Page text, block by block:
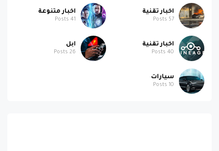
اخبار تقنية
57
اخبار متنوعة
41
اخبار تقنية
40
ابل
26
سيارات
10